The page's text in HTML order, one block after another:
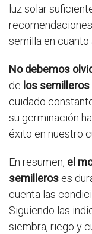
luz solar
semilla en cuanto
No debemos
de los semilleros
cuidado
su germinación
éxito en nuestro
En resumen, el
semilleros es
cuenta las
Siguiendo las
siembra, riego y